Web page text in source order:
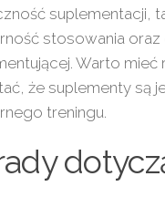
suplementacji,
stosowania
Warto
że suplementy są
treningu.